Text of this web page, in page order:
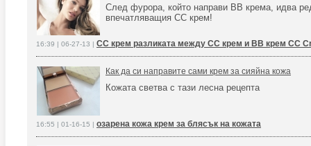
След фурора, който направи BB крема, идва
впечатляващия СС крем!
16:39 | 06-27-13 | СС крем разликата между СС крем и BB крем CC
Как да си направите сами крем за сияйна кожа
Кожата светва с тази лесна рецепта
16:55 | 01-16-15 | озарена кожа крем за блясък на кожата